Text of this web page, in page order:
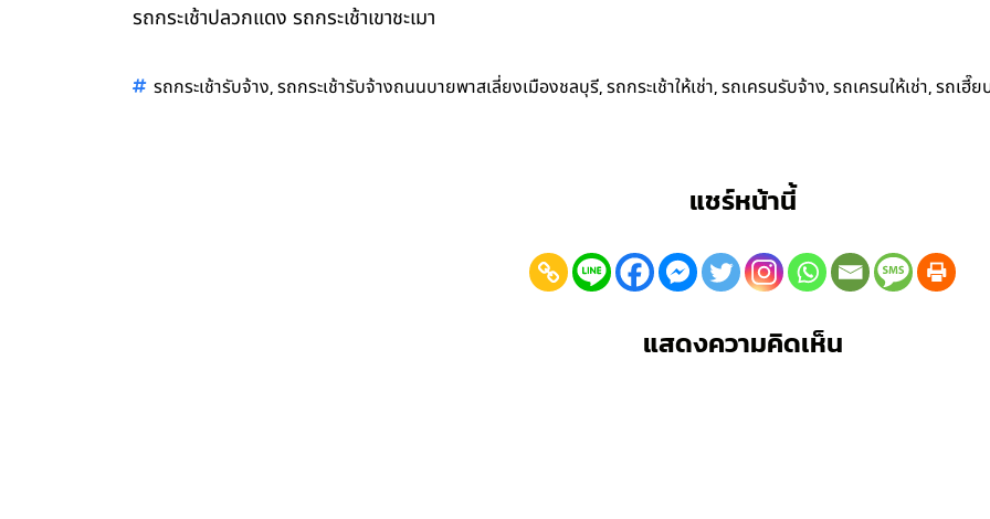
รถกระเช้าปลวกแดง รถกระเช้าเขาชะเมา
รถกระเช้ารับจ้าง,รถกระเช้ารับจ้างถนนบายพาสเลี่ยงเมืองชลบุรี,รถกระเช้าให้เช่า,รถเครนรับจ้าง,รถเครนให้เช่า,รถเฮี๊ย
แชร์หน้านี้
แสดงความคิดเห็น